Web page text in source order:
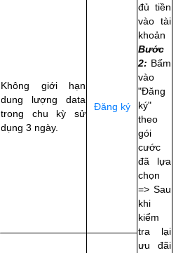
đủ tiền
vào tài
khoản
Bước
2: Bấm
vào
"Đăng
ký"
theo
gói
cước
đã lựa
chọn
=> Sau
khi
kiểm
tra lại
ưu đãi
Không giới hạn
dung lượng data
trong chu kỳ sử
dụng 3 ngày.
Đăng ký